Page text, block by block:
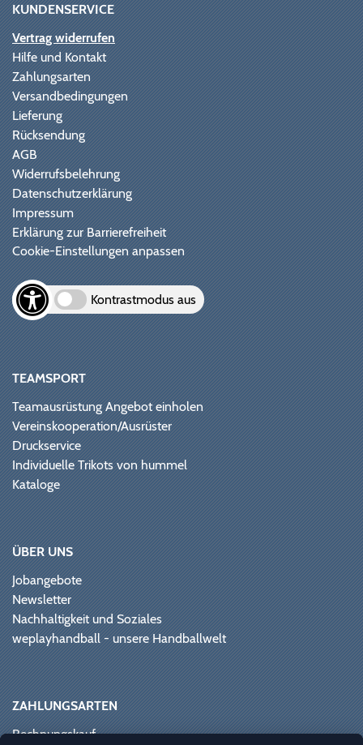
KUNDENSERVICE
Vertrag widerrufen
Hilfe und Kontakt
Zahlungsarten
Versandbedingungen
Lieferung
Rücksendung
AGB
Widerrufsbelehrung
Datenschutzerklärung
Impressum
Erklärung zur Barrierefreiheit
Cookie-Einstellungen anpassen
Kontrastmodus aus
TEAMSPORT
Teamausrüstung Angebot einholen
Vereinskooperation/Ausrüster
Druckservice
Individuelle Trikots von hummel
Kataloge
ÜBER UNS
Jobangebote
Newsletter
Nachhaltigkeit und Soziales
weplayhandball - unsere Handballwelt
ZAHLUNGSARTEN
Rechnungskauf